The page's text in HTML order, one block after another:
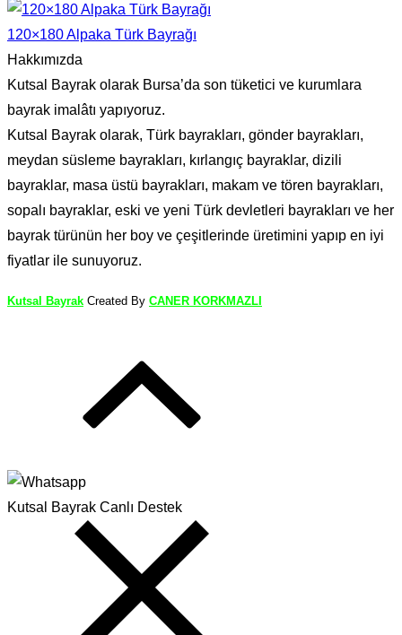
120×180 Alpaka Türk Bayrağı
Hakkımızda
Kutsal Bayrak olarak Bursa’da son tüketici ve kurumlara
bayrak imalâtı yapıyoruz.
Kutsal Bayrak olarak, Türk bayrakları, gönder bayrakları,
meydan süsleme bayrakları, kırlangıç bayraklar, dizili
bayraklar, masa üstü bayrakları, makam ve tören bayrakları,
sopalı bayraklar, eski ve yeni Türk devletleri bayrakları ve her
bayrak türünün her boy ve çeşitlerinde üretimini yapıp en iyi
fiyatlar ile sunuyoruz.
Kutsal Bayrak Created By CANER KORKMAZLI
Kutsal Bayrak Canlı Destek